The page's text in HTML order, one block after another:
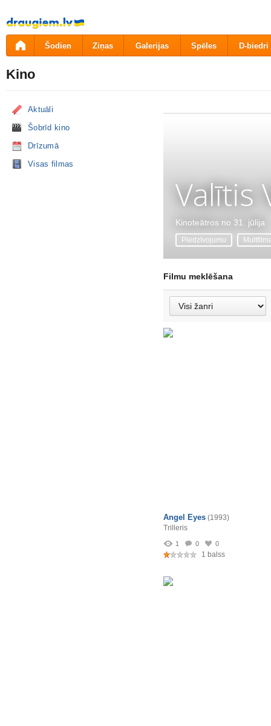
Pāriet
uz
saturu
Šodien Ziņas Galerijas Spēles D-biedri
Kino
Aktuāli
Šobrīd kino
Drīzumā
Visas filmas
Valītis
Kinoteātros no 31. jūlija
Piedzīvojumu
Filmu meklēšana
Angel Eyes (1993)
Trilleris
1 0 0
1 balss